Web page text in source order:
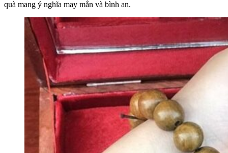
quà mang ý nghĩa may mắn và bình an.